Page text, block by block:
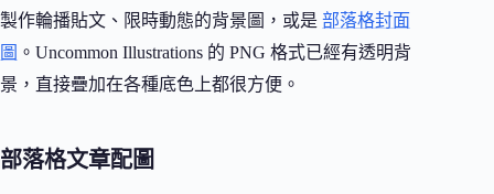
製作輪播貼文、限時動態的背景圖，或是 部落格封面
圖 。Uncommon Illustrations 的 PNG 格式已經有透明背
景，直接疊加在各種底色上都很方便。
部落格文章配圖